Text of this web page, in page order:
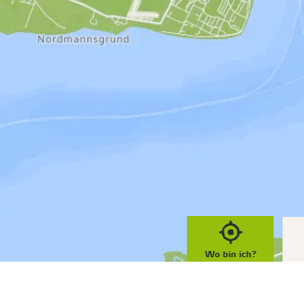
Wo bin ich?